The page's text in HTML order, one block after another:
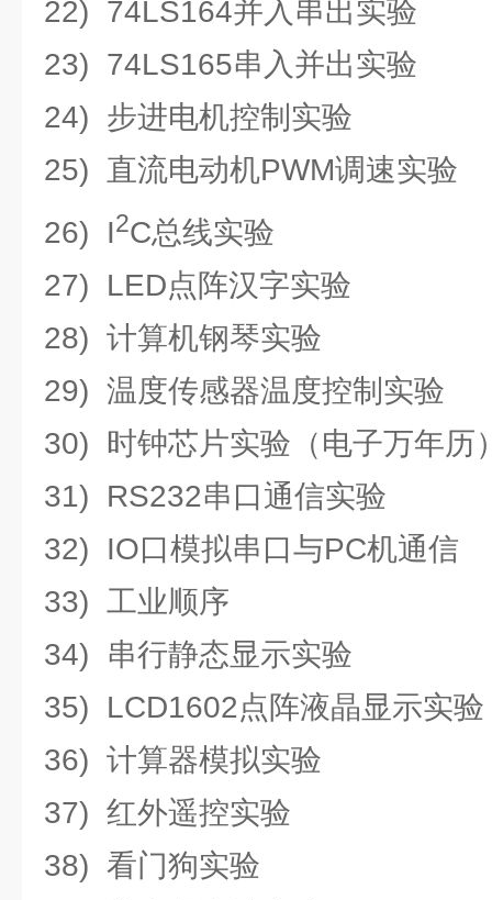
22) 74LS164并入串出实验
23) 74LS165串入并出实验
24) 步进电机控制实验
25) 直流电动机PWM调速实验
26) I2C总线实验
27) LED点阵汉字实验
28) 计算机钢琴实验
29) 温度传感器温度控制实验
30) 时钟芯片实验（电子万年历
31) RS232串口通信实验
32) IO口模拟串口与PC机通信
33) 工业顺序
34) 串行静态显示实验
35) LCD1602点阵液晶显示实验
36) 计算器模拟实验
37) 红外遥控实验
38) 看门狗实验